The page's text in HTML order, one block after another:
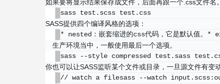
如果要将显示结果保存成文件，后面再跟一个.css文件名。
sass test.scss test.css
SASS提供四个编译风格的选项：
* nested：嵌套缩进的css代码，它是默认值。*
生产环境当中，一般使用最后一个选项。
sass --style compressed test.sass
你也可以让SASS监听某个文件或目录，一旦源文件有变
// watch a filesass --watch